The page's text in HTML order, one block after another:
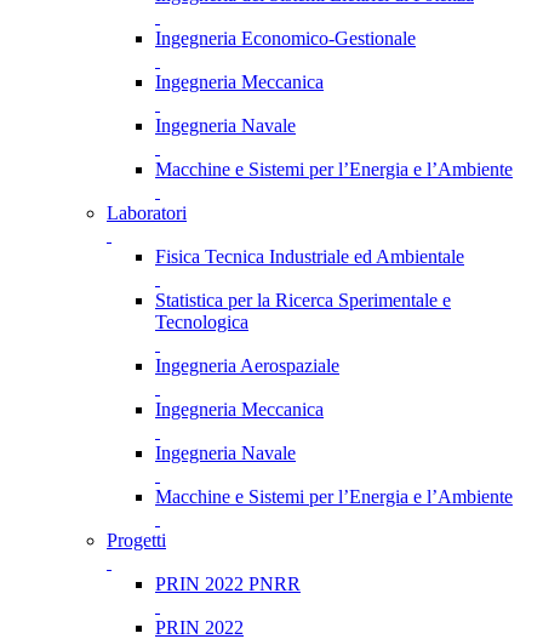
Ingegneria Economico-Gestionale
Ingegneria Meccanica
Ingegneria Navale
Macchine e Sistemi per l’Energia e l’Ambiente
Laboratori
Fisica Tecnica Industriale ed Ambientale
Statistica per la Ricerca Sperimentale e
Tecnologica
Ingegneria Aerospaziale
Ingegneria Meccanica
Ingegneria Navale
Macchine e Sistemi per l’Energia e l’Ambiente
Progetti
PRIN 2022 PNRR
PRIN 2022